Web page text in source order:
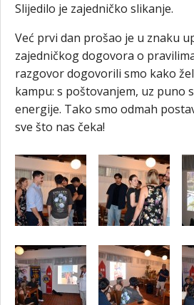
Slijedilo je zajedničko slikanje.
Već prvi dan prošao je u znaku
zajedničkog dogovora o
razgovor dogovorili smo kako
kampu: s poštovanjem, uz puno
energije. Tako smo odmah
sve što nas čeka!